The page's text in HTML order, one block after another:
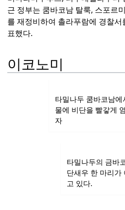
근 정부는 쿰바코남 탈룩, 스포르
를 재정비하여 촐라푸람에 경찰
표했다.
이코노미
타밀나두 쿰바코남에
물에 비단을 빨갛게
자
타밀나두의 금바
단새우 한 마리가
고 있다.